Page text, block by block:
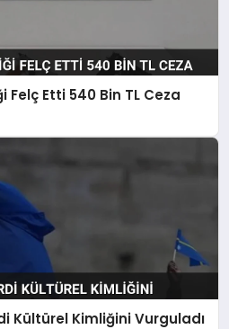
Felç Etti 540 Bin TL Ceza
Kültürel Kimliğini Vurguladı